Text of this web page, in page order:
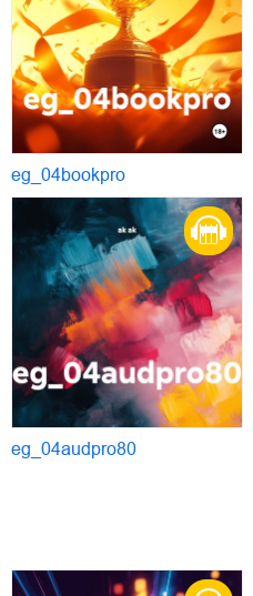
eg_04bookpro
eg_04audpro80